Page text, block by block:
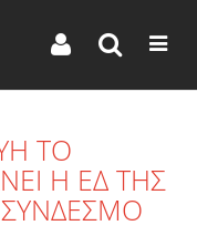
ΤΟ
Η ΕΔ ΤΗΣ